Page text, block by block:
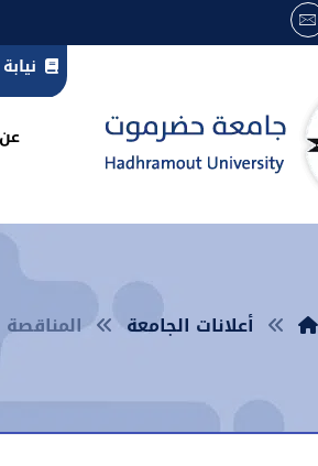
أعلانات الجامعة